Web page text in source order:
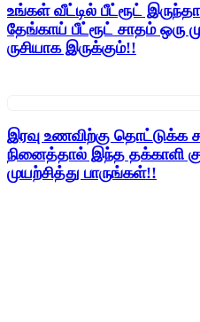
உங்கள் வீட்டில் பீட்ரூட்
தேங்காய் பீட்ரூட் சாதம் ஒரு
ருசியாக இருக்கும்!!
இரவு உணவிற்கு தொட்டுக்க
நினைத்தால் இந்த தக்காளி
முயற்சித்து பாருங்கள்!!